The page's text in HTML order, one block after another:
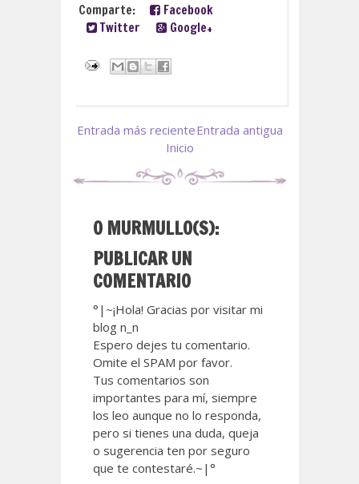
Comparte:
Facebook
Twitter
Google+
Entrada más recienteEntrada antigua
Inicio
0 MURMULLO(S):
PUBLICAR UN
COMENTARIO
°|~¡Hola! Gracias por visitar mi
blog n_n
Espero dejes tu comentario.
Omite el SPAM por favor.
Tus comentarios son
importantes para mí, siempre
los leo aunque no lo responda,
pero si tienes una duda, queja
o sugerencia ten por seguro
que te contestaré.~|°